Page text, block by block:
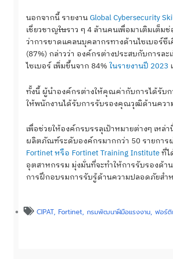
นอกจากนี้ รายงานGlobal Cybersecurity
เชี่ยวชาญในราว ๆ 4 ล้านคนเพื่อมาเติมเต็ม
ว่าการขาดแคลนบุคลากรทางด้านไซเบอร์ซี
(87%) กล่าวว่า องค์กรต่างประสบกับการล
ไซเบอร์ เพิ่มขึ้นจาก 84% ในรายงานปี 2023
ทั้งนี้ ผู้นำองค์กรต่างให้คุณค่ากับการได้รับก
ให้พนักงานได้รับการรับรองคุณวุฒิด้านควา
เพื่อช่วยให้องค์กรบรรลุเป้าหมายต่างๆ เ
ผลิตภัณฑ์ระดับองค์กรมากกว่า 50 รายกา
Fortinet หรือ Fortinet Training Instituteที่ไ
อุตสาหกรรม มุ่งมั่นที่จะทำให้การรับรองด้า
การฝึกอบรมการรับรู้ด้านความปลอดภัยส
CIPAT, Fortinet, กรมพัฒนาฝีมือแรงงาน, ฟอร์ติ